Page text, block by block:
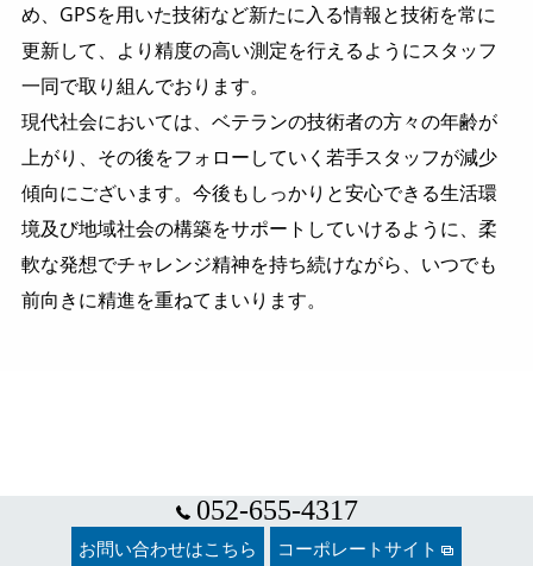
め、GPSを用いた技術など新たに入る情報と技術を常に
更新して、より精度の高い測定を行えるようにスタッフ
一同で取り組んでおります。
現代社会においては、ベテランの技術者の方々の年齢が
上がり、その後をフォローしていく若手スタッフが減少
傾向にございます。今後もしっかりと安心できる生活環
境及び地域社会の構築をサポートしていけるように、柔
軟な発想でチャレンジ精神を持ち続けながら、いつでも
前向きに精進を重ねてまいります。
052-655-4317
お問い合わせはこちら コーポレートサイト